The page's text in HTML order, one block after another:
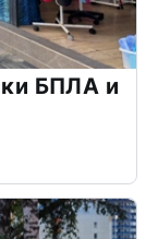
БПЛА и